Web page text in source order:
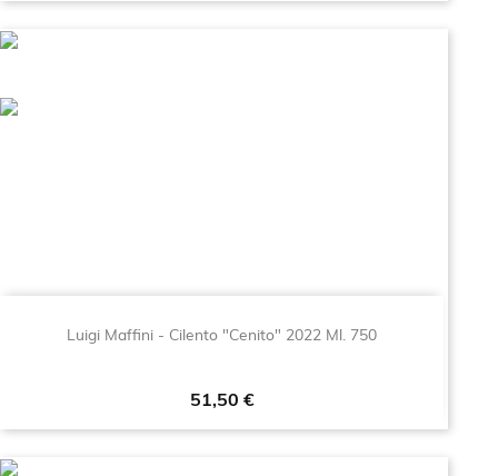
Luigi Maffini - Cilento "Cenito" 2022 Ml. 750
Prezzo
51,50 €